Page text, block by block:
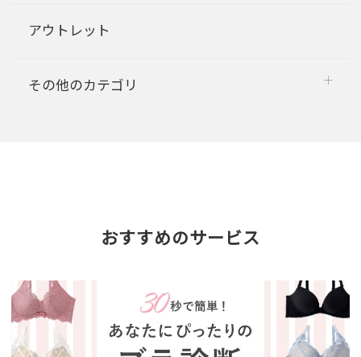
アウトレット
その他のカテゴリ
おすすめのサービス